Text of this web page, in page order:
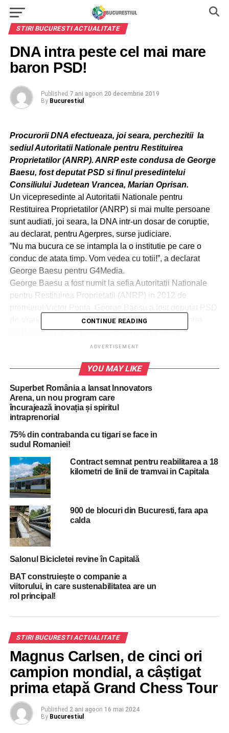
STIRI BUCURESTI ACTUALITATE
DNA intra peste cel mai mare
baron PSD!
Published 7 ani agoon 20 decembrie 2019
By Bucurestiul
Procurorii DNA efectueaza, joi seara, perchezitii la
sediul Autoritatii Nationale pentru Restituirea
Proprietatilor (ANRP). ANRP este condusa de George
Baesu, fost deputat PSD si finul presedintelui
Consiliului Judetean Vrancea, Marian Oprisan.
Un vicepresedinte al Autoritatii Nationale pentru
Restituirea Proprietatilor (ANRP) si mai multe persoane
sunt audiati, joi seara, la DNA intr-un dosar de coruptie,
au declarat, pentru Agerpres, surse judiciare.
”Nu ma bucura ce se intampla la o institutie pe care o
conduc de atata timp. Vom vedea cu totii!”, a declarat
George Baesu pentru G4Media.
George Baesu a fost numit la sefia Autoritatii Nationale
pentru Restituirea Proprietatii (ANRP) in 2012 de
de Vrancea in legislatura 2004-2008, iar anterior intre
2001 si 2004 a fost prefect de Vrancea in timpul
Facultatii de Drept, Universitatea Bucuresti, cu teza
premier Adrian Nastase.
Baesu este finul presedintelui Consiliului Judetean
Vrancea, Marian Oprisan care i-a botezat unul dintre fini.
In 2008, la botezul celui de-al doilea sau copil, Baesu a
invitat nume mari din PSD, printre care si Marian Oprisan.
La cumetrie au participat si Titus Corlatean, Ecaterina
Andronescu, deputatii Cristian Dumitrescu si Ciprian
Nica.
Ziarul de Vrancea scria atunci ca la cumetrie a participat
si jurnalistul Victor Ciutacu, „amic de-al fostului deputat”
George Baesu.
RELATED TOPICS:
Ajun cu 18 grade Celsius! Vreme neobisnuit de
calda de Craciun!
Viceprimarul Bucurestiului, la DIICOT: ”Este
momentul să vedem cine şi cât a fost implicat în
evenimentele din 10 august”
CONTINUE READING
ADVERTISEMENT
YOU MAY LIKE
Superbet România a lansat Innovators
Arena, un nou program care
încurajează inovația și spiritul
intraprenorial
75% din contrabanda cu tigari se face in
sudul Romaniei!
Contract semnat pentru reabilitarea a 18
kilometri de linii de tramvai in Capitala
900 de blocuri din Bucuresti, fara apa
calda
Salonul Bicicletei revine în Capitală
BAT construiește o companie a
viitorului, in care sustenabilitatea are un
rol principal!
STIRI BUCURESTI ACTUALITATE
Magnus Carlsen, de cinci ori
campion mondial, a câștigat
prima etapă Grand Chess Tour
Published 2 ani agoon 16 mai 2024
By Bucurestiul